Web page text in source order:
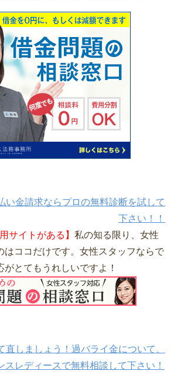
い金請求ならプロの無料診断を試して
下さい！！
サイトがある】 私の知る限り、女性
はココだけです。女性スタッフならで
とてもうれしいですよ！
直しましょう！過バライ金について、
スレディースで無料相談して下さい！